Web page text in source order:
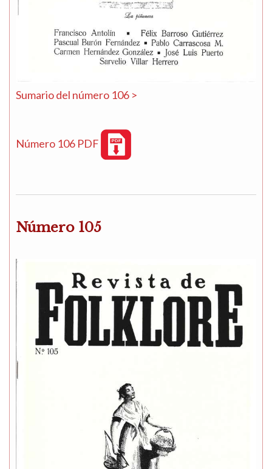
Sumario del número 106 >
Número 106 PDF
Número 105